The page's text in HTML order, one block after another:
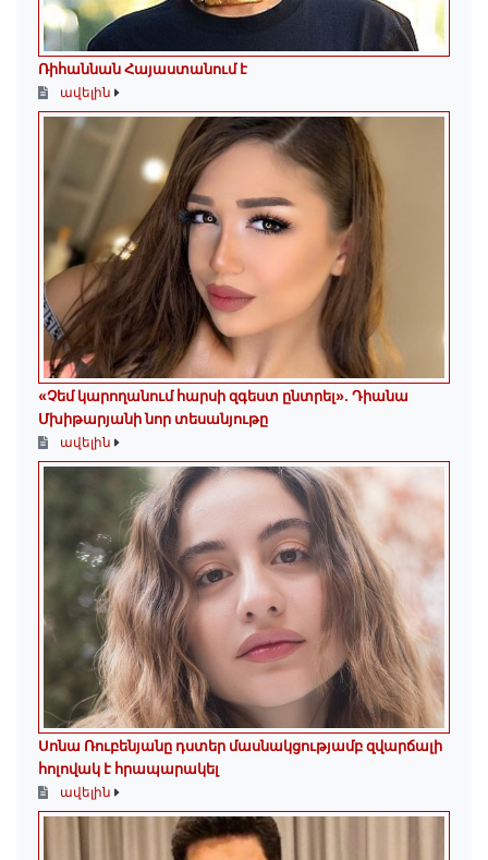
Ռիհաննան Հայաստանում է
ավելին
«Չեմ կարողանում հարսի զգեստ ընտրել». Դիանա
Մխիթարյանի նոր տեսանյութը
ավելին
Սոնա Ռուբենյանը դստեր մասնակցությամբ զվարճալի
հոլովակ է հրապարակել
ավելին